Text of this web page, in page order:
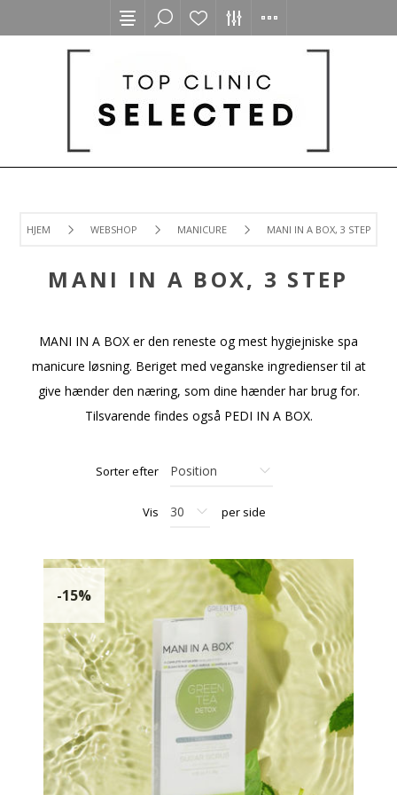
HJEM WEBSHOP MANICURE MANI IN A BOX, 3 STEP
MANI IN A BOX, 3 STEP
MANI IN A BOX er den reneste og mest hygiejniske spa
manicure løsning. Beriget med veganske ingredienser til at
give hænder den næring, som dine hænder har brug for.
Tilsvarende findes også PEDI IN A BOX.
Sorter efter
Vis per side
-15%